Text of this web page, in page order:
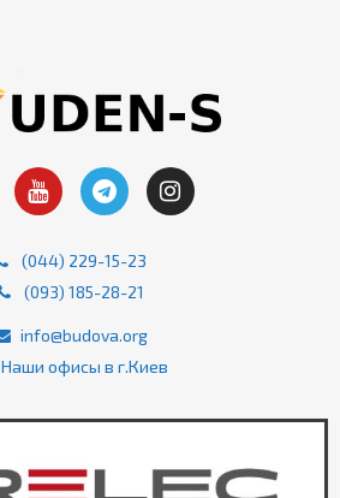
(044) 229-15-23
(093) 185-28-21
info@budova.org
Наши офисы в г.Киев